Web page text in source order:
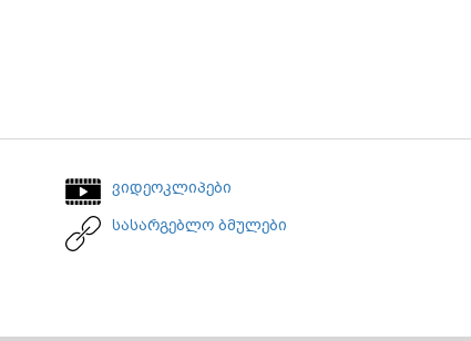
ვიდეოკლიპები
სასარგებლო ბმულები